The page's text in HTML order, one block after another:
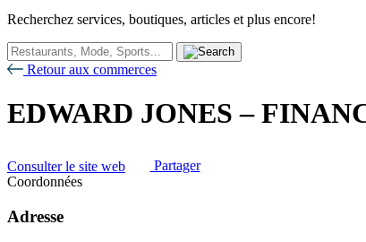
Recherchez services, boutiques, articles et plus encore!
Retour aux commerces
EDWARD JONES –
Consulter le site web
Partager
Coordonnées
Adresse